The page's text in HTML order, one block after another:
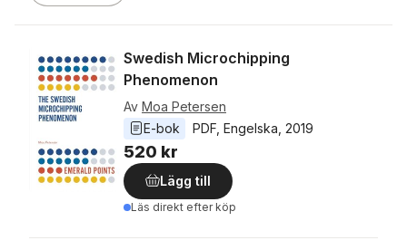
Swedish Microchipping
Phenomenon
Av Moa Petersen
E-bok
PDF Engelska 2019
520 kr
Lägg till
Läs direkt efter köp